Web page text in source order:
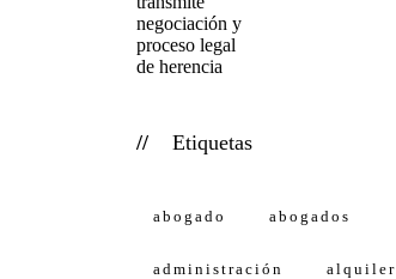
Etiquetas
abogado abogados
administración alquiler